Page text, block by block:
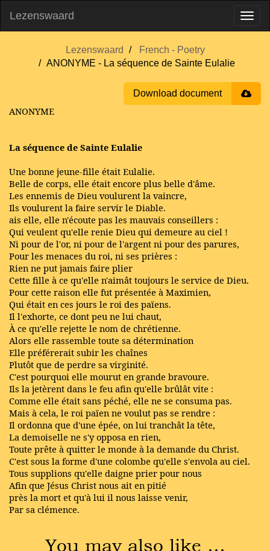
Lezenswaard
Lezenswaard
French - Poetry
ANONYME - La séquence de Sainte Eulalie
Download document
ANONYME
La séquence de Sainte Eulalie
Une bonne jeune-fille était Eulalie.
Belle de corps, elle était encore plus belle d'âme.
Les ennemis de Dieu voulurent la vaincre,
Ils voulurent la faire servir le Diable.
ais elle, elle n'écoute pas les mauvais conseillers :
Qui veulent qu'elle renie Dieu qui demeure au ciel !
Ni pour de l'or, ni pour de l'argent ni pour des parures,
Pour les menaces du roi, ni ses prières :
Rien ne put jamais faire plier
Cette fille à ce qu'elle n'aimât toujours le service de Dieu.
Pour cette raison elle fut présentée à Maximien,
Qui était en ces jours le roi des païens.
Il l'exhorte, ce dont peu ne lui chaut,
À ce qu'elle rejette le nom de chrétienne.
Alors elle rassemble toute sa détermination
Elle préférerait subir les chaînes
Plutôt que de perdre sa virginité.
C'est pourquoi elle mourut en grande bravoure.
Ils la jetèrent dans le feu afin qu'elle brûlât vite :
Comme elle était sans péché, elle ne se consuma pas.
Mais à cela, le roi païen ne voulut pas se rendre :
Il ordonna que d'une épée, on lui tranchât la tête,
La demoiselle ne s'y opposa en rien,
Toute prête à quitter le monde à la demande du Christ.
C'est sous la forme d'une colombe qu'elle s'envola au ciel.
Tous supplions qu'elle daigne prier pour nous
Afin que Jésus Christ nous ait en pitié
près la mort et qu'à lui il nous laisse venir,
Par sa clémence.
You may also like …